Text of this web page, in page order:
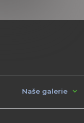
Naše galerie